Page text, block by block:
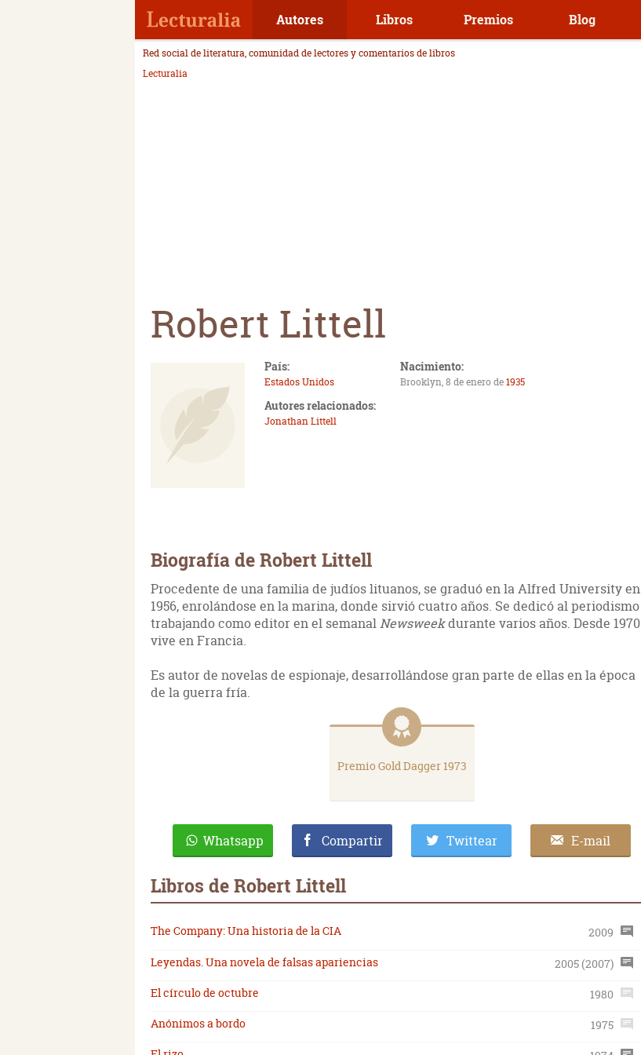
Autores Libros Premios Blog
Red social de literatura, comunidad de lectores y comentarios de libros
Lecturalia
Robert Littell
País:
Estados Unidos
Nacimiento:
Brooklyn, 8 de enero de1935
Autores relacionados:
Jonathan Littell
Biografía de Robert Littell
Procedente de una familia de judíos lituanos, se graduó en la Alfred University en
1956, enrolándose en la marina, donde sirvió cuatro años. Se dedicó al periodismo
trabajando como editor en el semanalNewsweekdurante varios años. Desde 1970
vive en Francia.
Es autor de novelas de espionaje, desarrollándose gran parte de ellas en la época
de la guerra fría.
Premio Gold Dagger 1973
Whatsapp Compartir Twittear E-mail
Libros de Robert Littell
The Company: Una historia de la CIA
2009
Leyendas. Una novela de falsas apariencias
2005 (2007)
El círculo de octubre
1980
Anónimos a bordo
1975